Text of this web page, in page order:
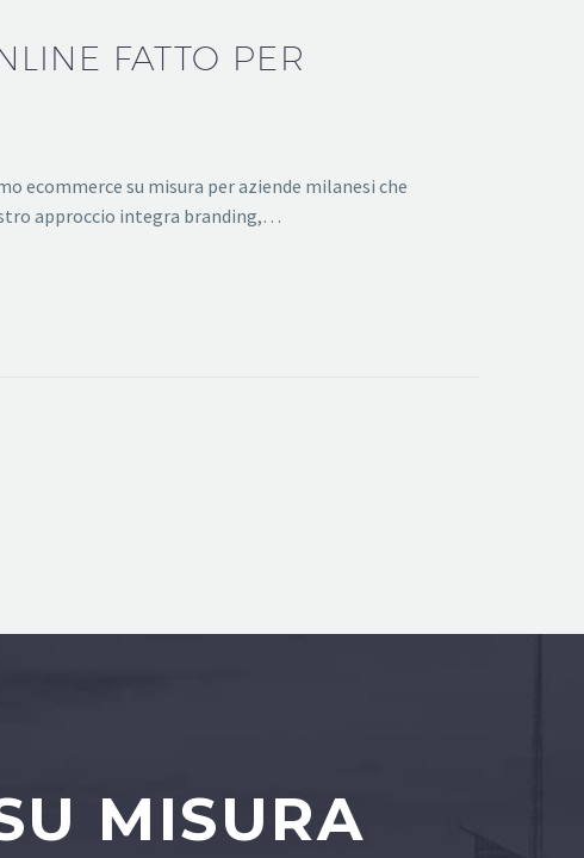
FATTO PER
ecommerce su misura per aziende milanesi che
approccio integra branding,…
MISURA